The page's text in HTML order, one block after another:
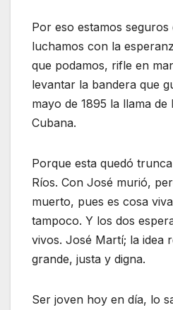
Por eso estamos
luchamos con la
que podamos, rifle en
levantar la bandera que
mayo de 1895 la llama de
Cubana.
Porque esta quedó
Ríos. Con José murió,
muerto, pues es cosa
tampoco. Y los dos
vivos. José Martí; la idea
grande, justa y digna.
Ser joven hoy en día, lo